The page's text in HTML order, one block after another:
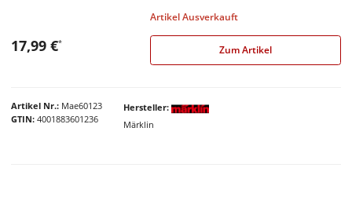
Artikel Ausverkauft
Artikel Nr. Mae60123
GTIN 4001883601236
Hersteller
Märklin
17,99 €*
Zum Artikel